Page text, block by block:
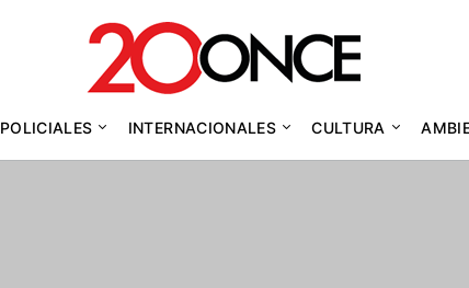
POLICIALES INTERNACIONALES CULTURA